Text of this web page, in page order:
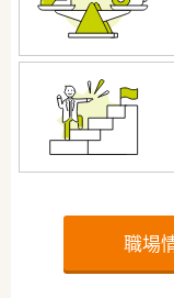
職場